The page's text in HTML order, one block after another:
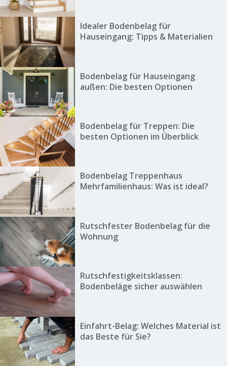
Idealer Bodenbelag für
Hauseingang: Tipps & Materialien
Bodenbelag für Hauseingang
außen: Die besten Optionen
Bodenbelag für Treppen: Die
besten Optionen im Überblick
Bodenbelag Treppenhaus
Mehrfamilienhaus: Was ist ideal?
Rutschfester Bodenbelag für die
Wohnung
Rutschfestigkeitsklassen:
Bodenbeläge sicher auswählen
Einfahrt-Belag: Welches Material ist
das Beste für Sie?